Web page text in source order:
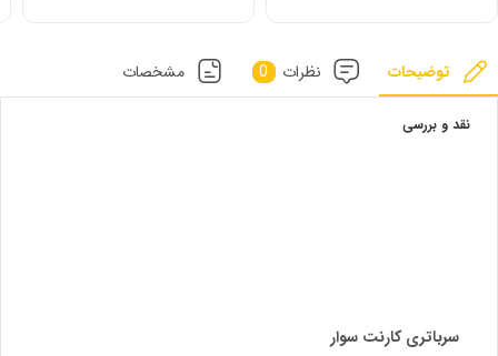
توضیحات نظرات 0 مشخصات
نقد و بررسی
سرباتری کارنت سوار